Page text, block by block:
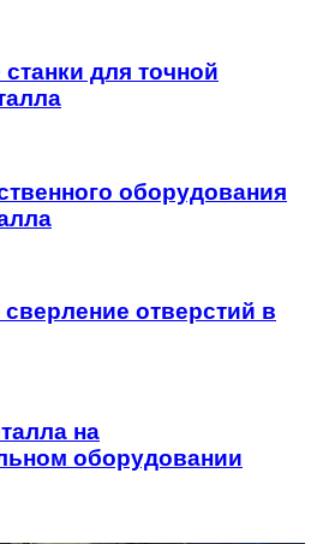
для точной
оборудования
отверстий в
на
оборудовании